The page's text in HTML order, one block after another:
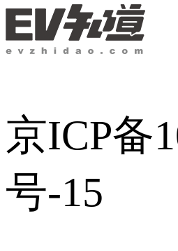
京ICP备
号-15